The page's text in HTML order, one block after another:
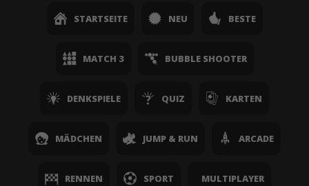
STARTSEITE NEU BESTE
MATCH 3 BUBBLE SHOOTER
DENKSPIELE QUIZ KARTEN
MÄDCHEN JUMP & RUN ARCADE
RENNEN SPORT MULTIPLAYER